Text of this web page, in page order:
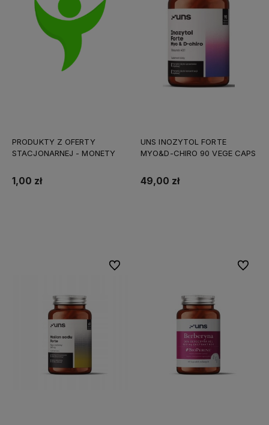
PRODUKTY Z OFERTY
STACJONARNEJ - MONETY
1,00 zł
UNS INOZYTOL FORTE
MYO&D-CHIRO 90 VEGE CAPS
49,00 zł
Do ulubionych Do